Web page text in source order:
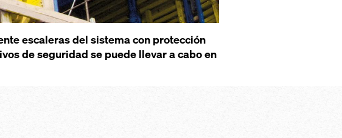
escaleras del sistema con protección
de seguridad se puede llevar a cabo en